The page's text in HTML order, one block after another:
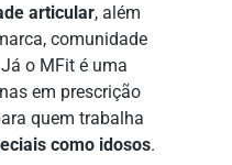
articular, além
comunidade
o MFit é uma
em prescrição
quem trabalha
como idosos.